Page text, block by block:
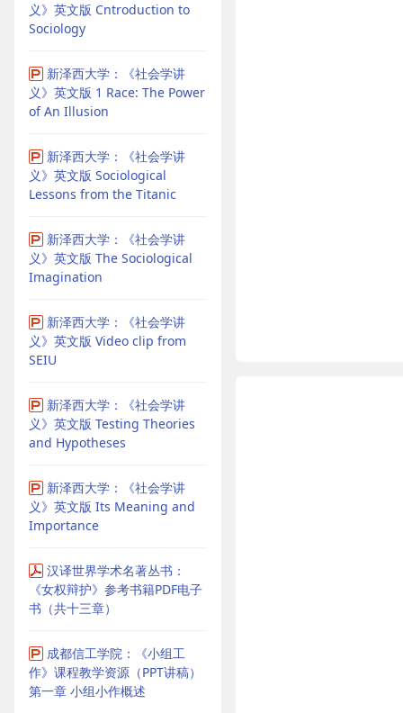
义》英文版 Cntroduction to
Sociology
新泽西大学：《社会学讲
义》英文版 1 Race: The Power
of An Illusion
新泽西大学：《社会学讲
义》英文版 Sociological
Lessons from the Titanic
新泽西大学：《社会学讲
义》英文版 The Sociological
Imagination
新泽西大学：《社会学讲
义》英文版 Video clip from
SEIU
新泽西大学：《社会学讲
义》英文版 Testing Theories
and Hypotheses
新泽西大学：《社会学讲
义》英文版 Its Meaning and
Importance
汉译世界学术名著丛书：
《女权辩护》参考书籍PDF电子
书（共十三章）
成都信工学院：《小组工
作》课程教学资源（PPT讲稿）
第一章 小组小作概述